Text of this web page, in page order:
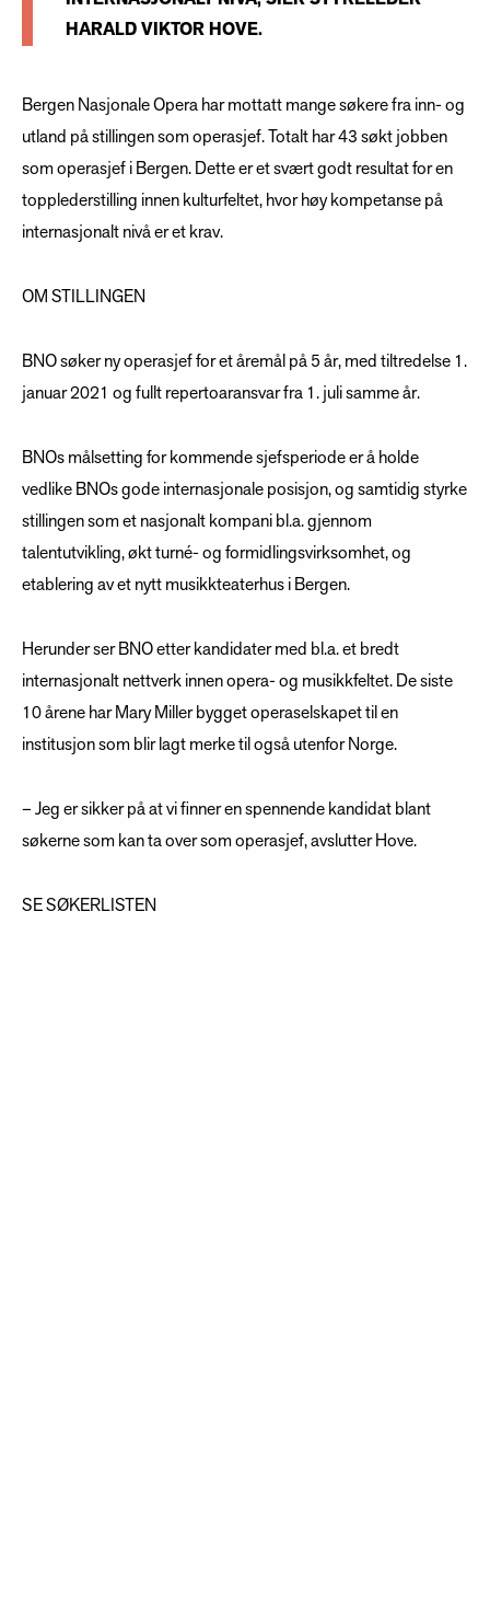
HARALD VIKTOR HOVE.
Bergen Nasjonale Opera har mottatt mange søkere fra inn- og
utland på stillingen som operasjef. Totalt har 43 søkt jobben
som operasjef i Bergen. Dette er et svært godt resultat for en
topplederstilling innen kulturfeltet, hvor høy kompetanse på
internasjonalt nivå er et krav.
OM STILLINGEN
BNO søker ny operasjef for et åremål på 5 år, med tiltredelse 1.
januar 2021 og fullt repertoaransvar fra 1. juli samme år.
BNOs målsetting for kommende sjefsperiode er å holde
vedlike BNOs gode internasjonale posisjon, og samtidig styrke
stillingen som et nasjonalt kompani bl.a. gjennom
talentutvikling, økt turné- og formidlingsvirksomhet, og
etablering av et nytt musikkteaterhus i Bergen.
Herunder ser BNO etter kandidater med bl.a. et bredt
internasjonalt nettverk innen opera- og musikkfeltet. De siste
10 årene har Mary Miller bygget operaselskapet til en
institusjon som blir lagt merke til også utenfor Norge.
– Jeg er sikker på at vi finner en spennende kandidat blant
søkerne som kan ta over som operasjef, avslutter Hove.
SE SØKERLISTEN